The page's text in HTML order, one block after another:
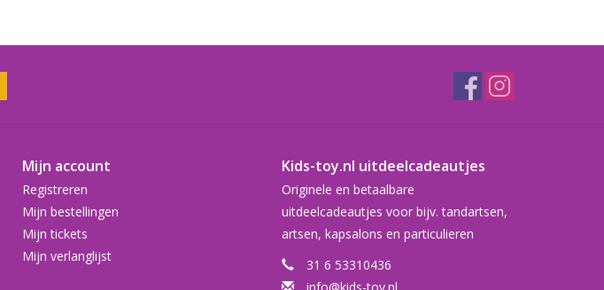
Mijn account
Registreren
Mijn bestellingen
Mijn tickets
Mijn verlanglijst
Kids-toy.nl uitdeelcadeautjes
Originele en betaalbare
uitdeelcadeautjes voor bijv. tandartsen,
artsen, kapsalons en particulieren
31 6 53310436